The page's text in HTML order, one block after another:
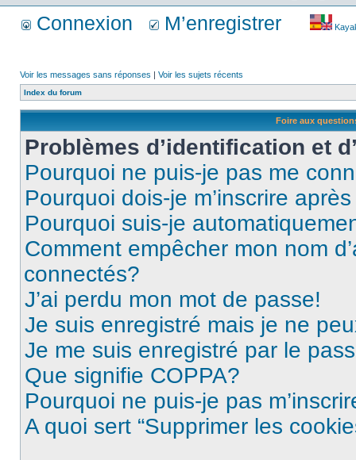
Connexion M’enregistrer
Voir les messages sans réponses | Voir les sujets récents
Index du forum
Foire aux
Problèmes d’identification et
Pourquoi ne puis-je pas me
Pourquoi dois-je m’inscrire
Pourquoi suis-je
Comment empêcher mon nom
connectés?
J’ai perdu mon mot de passe!
Je suis enregistré mais je ne
Je me suis enregistré par le
Que signifie COPPA?
Pourquoi ne puis-je pas
A quoi sert “Supprimer les